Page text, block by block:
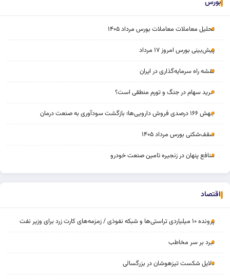
بورس
تحلیل معاملات معاملات بورس مرداد ۱۴۰۵
پیش‌بینی بورس امروز ۱۷ مرداد
نقشه راه سرمایه‌گذاری در ایران
خرید سهام در جنگ و تورم منطقی است؟
جهش ۱۶۶ درصدی فروش دارویی‌ها؛ بازگشت سودآوری به صنعت درمان
سقف‌شکنی بورس مرداد ۱۴۰۵
منافع پنهان در زنجیره تامین صنعت خودرو
اقتصاد
پرونده ۱۰ میلیاردی تراستی‌ها و شبکه نفوذی / زمزمه‌های کارت زرد برای وزیر نفت
نبرد بر سر مخاطب
دلایل شکست تیزهوشان در بزرگسالی